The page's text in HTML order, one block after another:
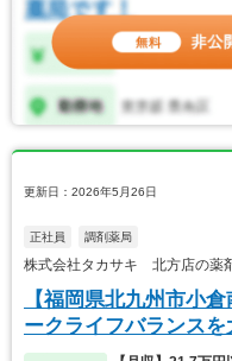
更新日：2026年5月26日
正社員 調剤薬局
株式会社タカサキ 北方店の薬
【福岡県北九州市小
ークライフバランスを